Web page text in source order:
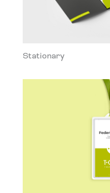
Stationary